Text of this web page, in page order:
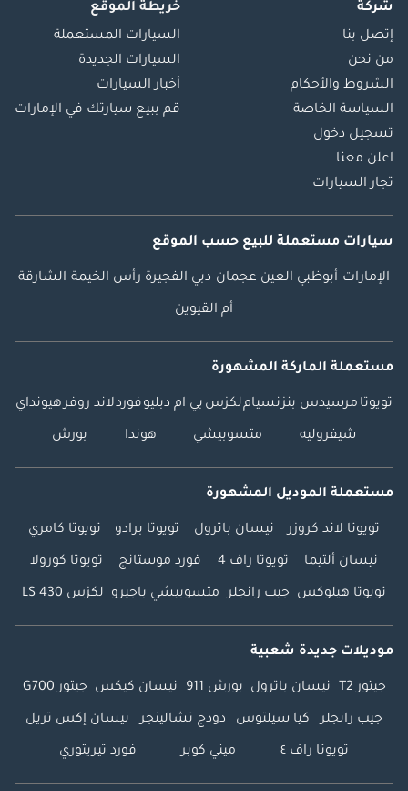
شركة
إتصل بنا
من نحن
الشروط والأحكام
السياسة الخاصة
تسجيل دخول
اعلن معنا
تجار السيارات
خريطة الموقع
السيارات المستعملة
السيارات الجديدة
أخبار السيارات
قم ببيع سيارتك في الإمارات
سيارات مستعملة للبيع حسب الموقع
الإمارات أبوظبي العين عجمان دبي الفجيرة رأس الخيمة الشارقة
أم القيوين
مستعملة الماركة المشهورة
تويوتا مرسيدس بنزنسياملكزس بي ام دبليوفوردلاند روفرهيونداي
شيفروليه متسوبيشي هوندا بورش
مستعملة الموديل المشهورة
تويوتا لاند كروزر نيسان باترول تويوتا برادو تويوتا كامري
نيسان ألتيما تويوتا راف 4 فورد موستانج تويوتا كورولا
تويوتا هيلوكس جيب رانجلر متسوبيشي باجيرو لكزس LS 430
موديلات جديدة شعبية
جيتور T2 نيسان باترول بورش 911 نيسان كيكس جيتور G700
جيب رانجلر كيا سيلتوس دودج تشالينجر نيسان إكس تريل
تويوتا راف ٤ ميني كوبر فورد تيريتوري